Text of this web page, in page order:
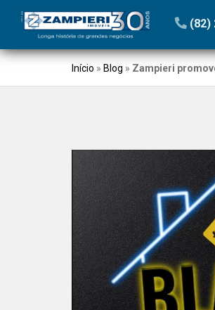
(82)
Início » Blog » Zampieri